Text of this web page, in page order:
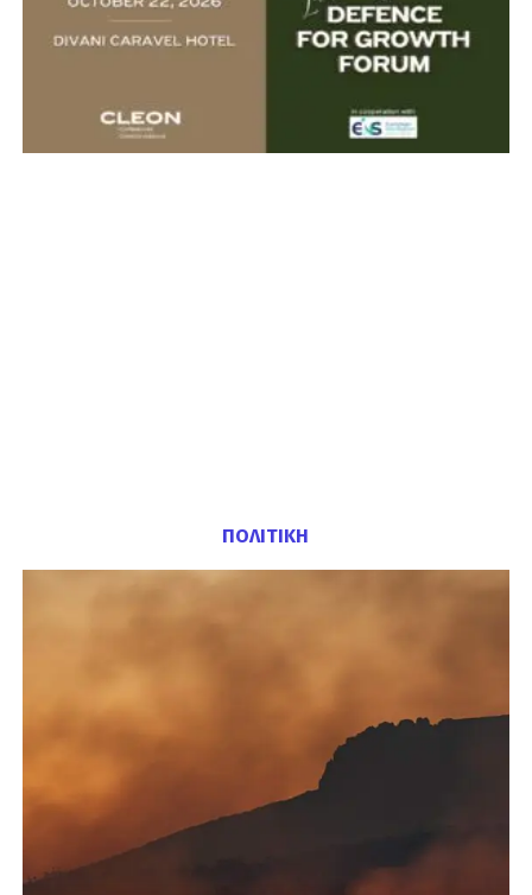
ΠΟΛΙΤΙΚΗ